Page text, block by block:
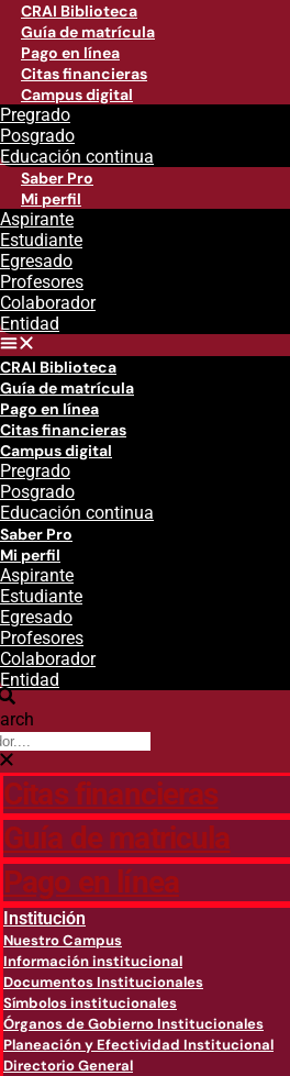
CRAI Biblioteca
Guía de matrícula
Pago en línea
Citas financieras
Campus digital
Pregrado
Posgrado
Educación continua
Saber Pro
Mi perfil
Aspirante
Estudiante
Egresado
Profesores
Colaborador
Entidad
CRAI Biblioteca
Guía de matrícula
Pago en línea
Citas financieras
Campus digital
Pregrado
Posgrado
Educación continua
Saber Pro
Mi perfil
Aspirante
Estudiante
Egresado
Profesores
Colaborador
Entidad
Citas financieras
Guía de matricula
Pago en línea
Institución
Nuestro Campus
Información institucional
Documentos Institucionales
Símbolos institucionales
Órganos de Gobierno Institucionales
Planeación y Efectividad Institucional
Directorio General